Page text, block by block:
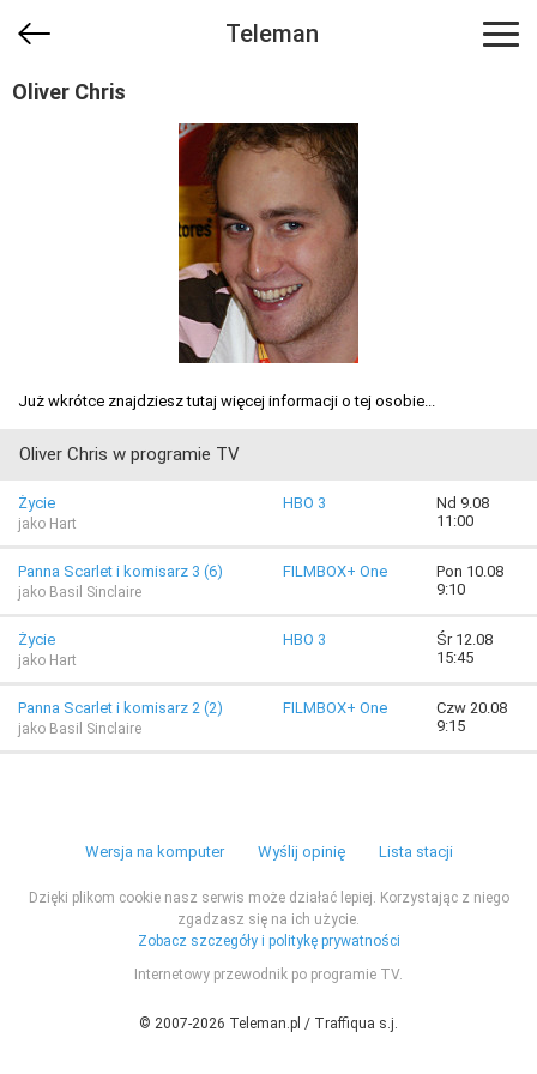
Teleman
Oliver Chris
Już wkrótce znajdziesz tutaj więcej informacji o tej osobie...
Oliver Chris w programie TV
Życie
jako Hart
HBO 3
Nd 9.08
11:00
Panna Scarlet i komisarz 3 (6)
jako Basil Sinclaire
FILMBOX+ One
Pon 10.08
9:10
Życie
jako Hart
HBO 3
Śr 12.08
15:45
Panna Scarlet i komisarz 2 (2)
jako Basil Sinclaire
FILMBOX+ One
Czw 20.08
9:15
Wersja na komputer Wyślij opinię Lista stacji
Dzięki plikom cookie nasz serwis może działać lepiej. Korzystając z niego
zgadzasz się na ich użycie.
Zobacz szczegóły i politykę prywatności
Internetowy przewodnik po programie TV.
© 2007-2026 Teleman.pl / Traffiqua s.j.